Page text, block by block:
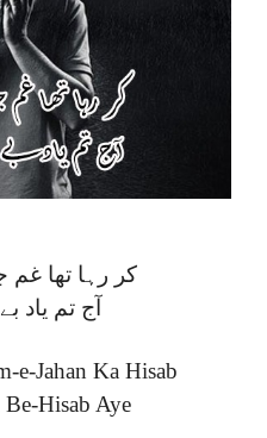
کر رہا تھا
آج تم یاد
e-Jahan Ka Hisab
Hisab Aye